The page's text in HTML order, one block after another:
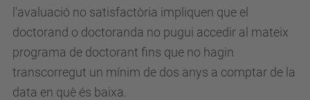
l'avaluació no satisfactòria impliquen que el
doctorand o doctoranda no pugui accedir al mateix
programa de doctorant fins que no hagin
transcorregut un mínim de dos anys a comptar de la
data en què és baixa.